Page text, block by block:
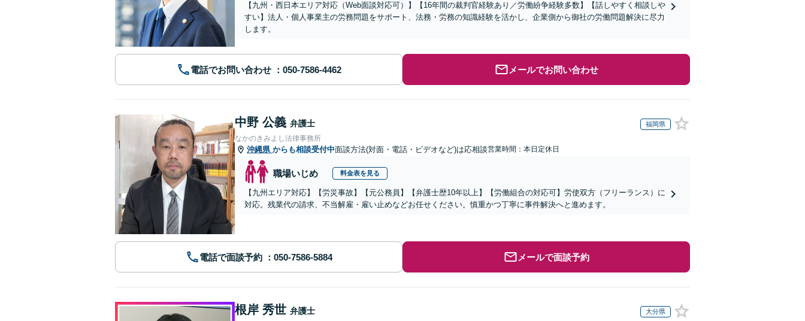
【九州・西日本エリア対応（Web面談対応可）】【16年間の裁判官経験あり／労働紛争経験多数】【話しやすく相談しや
すい】法人・個人事業主の労務問題をサポート、法務・労務の知識経験を活かし、企業側から御社の労働問題解決に尽力
します。
電話でお問い合わせ メールでお問い合わせ
中野 公義 弁護士 福岡県
なかのきみよし法律事務所
沖縄県 からも相談受付中面談方法(対面・電話・ビデオなど)は応相談営業時間：本日定休日
職場いじめ 料金表を見る
【九州エリア対応】【労災事故】【元公務員】【弁護士歴10年以上】【労働組合の対応可】労使双方（フリーランス）に
対応。残業代の請求、不当解雇・雇い止めなどお任せください。慎重かつ丁寧に事件解決へと進めます。
電話で面談予約 メールで面談予約
根岸 秀世 弁護士 大分県